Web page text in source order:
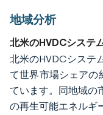
地域分析
北米のHVDCシステ
北米のHVDCシステ
て世界市場シェアの
ています。同地域の
の再生可能エネルギ